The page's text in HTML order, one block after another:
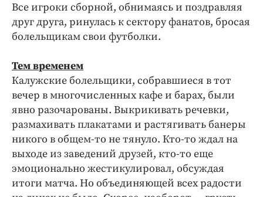
Все игроки сборной, обнимаясь и поздравляя
друг друга, ринулась к сектору фанатов, бросая
болельщикам свои футболки.
Тем временем
Калужские болельщики, собравшиеся в тот
вечер в многочисленных кафе и барах, были
явно разочарованы. Выкрикивать речевки,
размахивать плакатами и растягивать банеры
никого в общем-то не тянуло. Кто-то ждал на
выходе из заведений друзей, кто-то еще
эмоционально жестикулировал, обсуждая
итоги матча. Но объединяющей всех радости